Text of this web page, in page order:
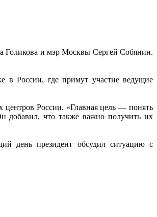
Голикова и мэр Москвы Сергей Собянин.
в России, где примут участие ведущие
центров России. «Главная цель — понять
добавил, что также важно получить их
день президент обсудил ситуацию с